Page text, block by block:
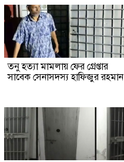
তনু হত্যা মামলায় ফের গ্রেপ্তার
সাবেক সেনাসদস্য হাফিজুর রহমান